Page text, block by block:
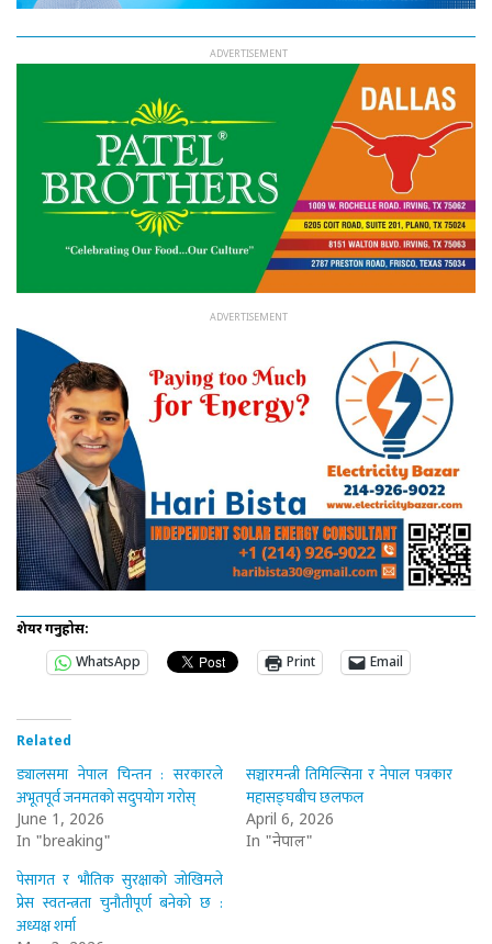
शेयर गर्नुहोस:
WhatsApp
Print Email
Related
ड्यालसमा नेपाल चिन्तन : सरकारले
अभूतपूर्व जनमतको सदुपयोग गरोस्
June 1, 2026
In "breaking"
सञ्चारमन्त्री तिमिल्सिना र नेपाल पत्रकार
महासङ्घबीच छलफल
April 6, 2026
In "नेपाल"
पेसागत र भौतिक सुरक्षाको जोखिमले
प्रेस स्वतन्त्रता चुनौतीपूर्ण बनेको छ :
अध्यक्ष शर्मा